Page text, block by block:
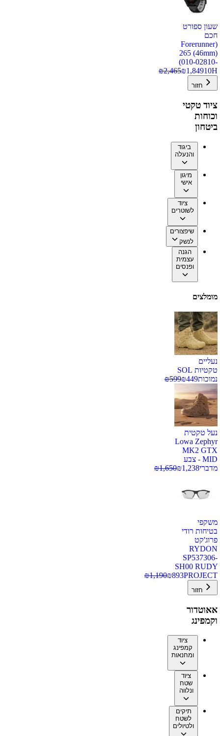
שעון ספורט
חכם
(Forerunner
265 (46mm)
(010-02810-
10H
₪1,849
₪2,465
חזור
ציוד טקטי
וכוחות
ביטחון
ביגוד
והנעלה
מיגון
אישי
ציוד
לשוטרים
שיפצורים
לנשק
הגנה
עצמית
ופנסים
מומלצים
נעליים
טקטיות SOL
נמוכות
₪449
₪599
נעל טקטית
Lowa Zephyr
MK2 GTX
MID - צבע
מדברי
₪1,238
₪1,650
משקפי
בטיחות רודי
פרוג'קט
RYDON
SP537306-
SH00 RUDY
PROJECT
₪893
₪1,190
חזור
אאוטדור
וקמפינג
ציוד
קמפינג
ומחנאות
ציוד
שטח
ונלווה
תיקים
לשטח
ולטיולים